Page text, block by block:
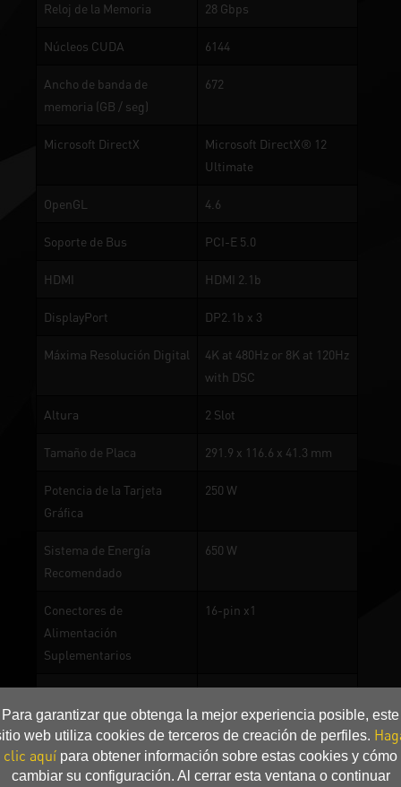
Para garantizar que obtenga la mejor experiencia posible, este
web utiliza cookies de terceros de creación de perfiles.
clic aquí para obtener información sobre estas cookies y cómo
cambiar su configuración. Al cerrar esta ventana o continuar
Reloj de la Memoria 28 Gbps
Núcleos CUDA 6144
Ancho de banda de
memoria (GB / seg)
672
Microsoft DirectX
Microsoft DirectX® 12
Ultimate
OpenGL 4.6
Soporte de Bus PCI-E 5.0
HDMI HDMI 2.1b
DisplayPort DP2.1b x 3
Máxima Resolución Digital
4K at 480Hz or 8K at 120Hz
with DSC
Altura 2 Slot
Tamaño de Placa 291.9 x 116.6 x 41.3 mm
Potencia de la Tarjeta
Gráfica
250 W
Sistema de Energía
Recomendado
650 W
Conectores de
Alimentación
Suplementarios
16-pin x1
Accesorio Power Cable
Composite Heat Pipe